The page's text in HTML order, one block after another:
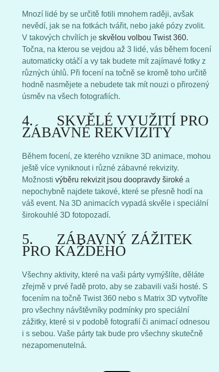
Mnozí lidé by se určitě fotili mnohem raději, avšak
nevědí, jak se na fotkách tvářit, nebo jaké pózy zvolit.
V takových chvílích je skvělou volbou Twist 360.
Točna, na kterou se vejdou až 3 lidé, vás během focení
automaticky otáčí a vy tak budete mít zajímavé fotky z
různých úhlů. Při focení na točně se kromě toho určitě
hodně nasmějete a nebudete tak mít nouzi o přirozený
úsměv na všech fotografiích.
4. SKVĚLÉ VYUŽITÍ PRO
ZÁBAVNÉ REKVIZITY
Během focení, ze kterého vznikne 3D animace, mohou
ještě více vyniknout i různé zábavné rekvizity.
Možnosti výběru rekvizit jsou doopravdy široké a
nepochybně najdete takové, které se přesně hodí na
váš event. Na 3D animacích vypadá skvěle i speciální
širokouhlé 3D fotopozadí.
5. ZÁBAVNÝ ZÁŽITEK
PRO KAŽDÉHO
Všechny aktivity, které na vaši párty vymýšlíte, děláte
zřejmě v prvé řadě proto, aby se zabavili vaši hosté. S
focením na točně Twist 360 nebo s Matrix 3D vytvoříte
pro všechny návštěvníky podmínky pro speciální
zážitky, které si v podobě fotografií či animací odnesou
i s sebou. Vaše párty tak bude pro všechny skutečně
nezapomenutelná.